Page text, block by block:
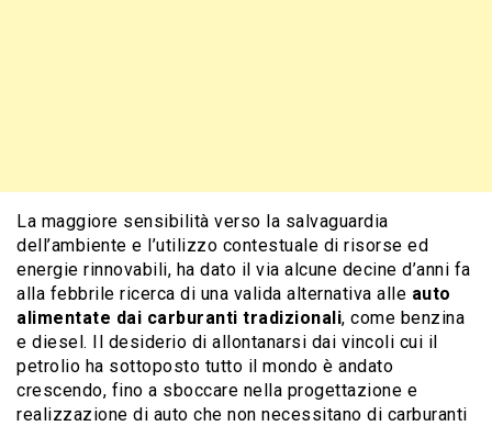
La maggiore sensibilità verso la salvaguardia
dell’ambiente e l’utilizzo contestuale di risorse ed
energie rinnovabili, ha dato il via alcune decine d’anni fa
alla febbrile ricerca di una valida alternativa alle auto
alimentate dai carburanti tradizionali, come benzina
e diesel. Il desiderio di allontanarsi dai vincoli cui il
petrolio ha sottoposto tutto il mondo è andato
crescendo, fino a sboccare nella progettazione e
realizzazione di auto che non necessitano di carburanti